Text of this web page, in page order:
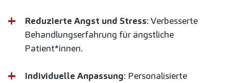
Reduzierte Angst und Stress: Verbesserte
Behandlungserfahrung für ängstliche
Patient*innen.
Individuelle Anpassung: Personalisierte